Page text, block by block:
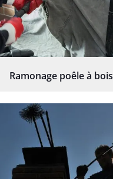
Ramonage poêle à bois